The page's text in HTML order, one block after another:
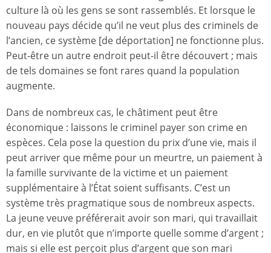
culture là où les gens se sont rassemblés. Et lorsque le
nouveau pays décide qu’il ne veut plus des criminels de
l’ancien, ce système [de déportation] ne fonctionne plus.
Peut-être un autre endroit peut-il être découvert ; mais
de tels domaines se font rares quand la population
augmente.
Dans de nombreux cas, le châtiment peut être
économique : laissons le criminel payer son crime en
espèces. Cela pose la question du prix d’une vie, mais il
peut arriver que même pour un meurtre, un paiement à
la famille survivante de la victime et un paiement
supplémentaire à l’État soient suffisants. C’est un
système très pragmatique sous de nombreux aspects.
La jeune veuve préférerait avoir son mari, qui travaillait
dur, en vie plutôt que n’importe quelle somme d’argent ;
mais si elle est perçoit plus d’argent que son mari